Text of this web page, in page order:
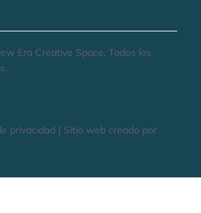
Era Creative Space, Todos los
privacidad | Sitio web creado por